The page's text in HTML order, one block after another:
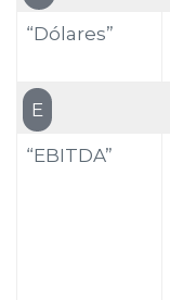
“Dólares”
E
“EBITDA”